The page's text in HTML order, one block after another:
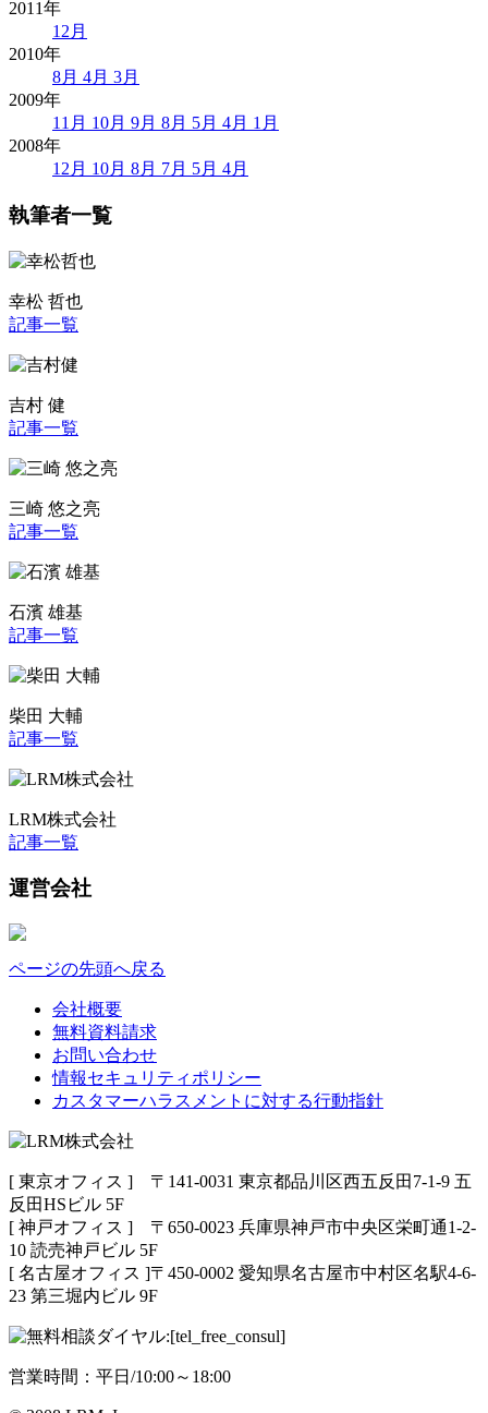
2011年
12月
2010年
8月 4月 3月
2009年
11月 10月 9月 8月 5月 4月 1月
2008年
12月 10月 8月 7月 5月 4月
執筆者一覧
幸松 哲也
記事一覧
吉村 健
記事一覧
三崎 悠之亮
記事一覧
石濱 雄基
記事一覧
柴田 大輔
記事一覧
LRM株式会社
記事一覧
運営会社
ページの先頭へ戻る
会社概要
無料資料請求
お問い合わせ
情報セキュリティポリシー
カスタマーハラスメントに対する行動指針
[ 東京オフィス ] 〒141-0031 東京都品川区西五反田7-1-9 五
反田HSビル 5F
[ 神戸オフィス ] 〒650-0023 兵庫県神戸市中央区栄町通1-2-
10 読売神戸ビル 5F
[ 名古屋オフィス ]〒450-0002 愛知県名古屋市中村区名駅4-6-
23 第三堀内ビル 9F
営業時間：平日/10:00～18:00